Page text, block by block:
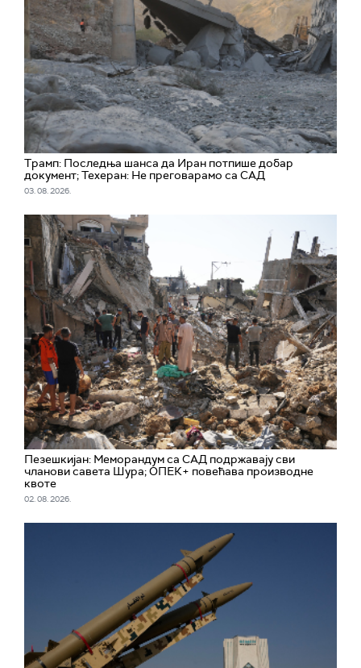
Трамп: Последња шанса да Иран потпише добар
документ; Техеран: Не преговарамо са САД
03. 08. 2026.
Пезешкијан: Меморандум са САД подржавају сви
чланови савета Шура; ОПЕК+ повећава производне
квоте
02. 08. 2026.